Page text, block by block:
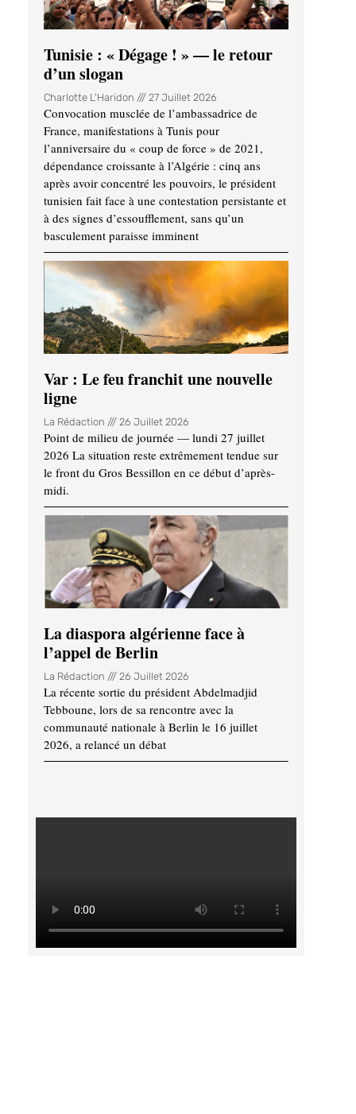
Tunisie : « Dégage ! » — le retour
d’un slogan
Charlotte L'Haridon 27 Juillet 2026
Convocation musclée de l’ambassadrice de
France, manifestations à Tunis pour
l’anniversaire du « coup de force » de 2021,
dépendance croissante à l’Algérie : cinq ans
après avoir concentré les pouvoirs, le président
tunisien fait face à une contestation persistante et
à des signes d’essoufflement, sans qu’un
basculement paraisse imminent
Var : Le feu franchit une nouvelle
ligne
La Rédaction 26 Juillet 2026
Point de milieu de journée — lundi 27 juillet
2026 La situation reste extrêmement tendue sur
le front du Gros Bessillon en ce début d’après-
midi.
La diaspora algérienne face à
l’appel de Berlin
La Rédaction 26 Juillet 2026
La récente sortie du président Abdelmadjid
Tebboune, lors de sa rencontre avec la
communauté nationale à Berlin le 16 juillet
2026, a relancé un débat